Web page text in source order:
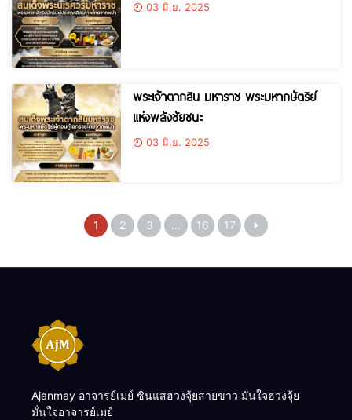
03 มิ.ย. 2025
พระเจ้าตากสิน มหาราช พระมหากษัตริย์
แห่งพลังชัยชนะ
03 มิ.ย. 2025
1 2 3 … 16 17
Ajanmay อาจารย์เมย์ ซินแสฮวงจุ้ยสายขาว มั่นใจฮวงจุ้ย
มั่นใจอาจารย์เมย์